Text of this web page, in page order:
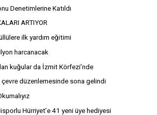
Denetimlerine Katıldı
ARTIYOR
ilk yardım eğitimi
harcanacak
kuğular da İzmit Körfezi’nde
düzenlemesinde sona gelindi
Hürriyet’e 41 yeni üye hediyesi